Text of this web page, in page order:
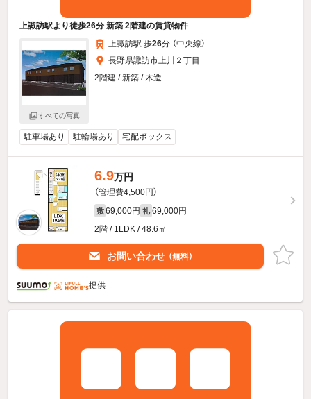
上諏訪駅より徒歩26分 新築 2階建の賃貸物件
すべての写真
上諏訪駅 歩26分 （中央線）
長野県諏訪市上川２丁目
2階建 / 新築 / 木造
駐車場あり 駐輪場あり 宅配ボックス
6.9万円
（管理費4,500円）
敷 69,000円 礼 69,000円
2階 / 1LDK / 48.6㎡
お問い合わせ （無料）
提供